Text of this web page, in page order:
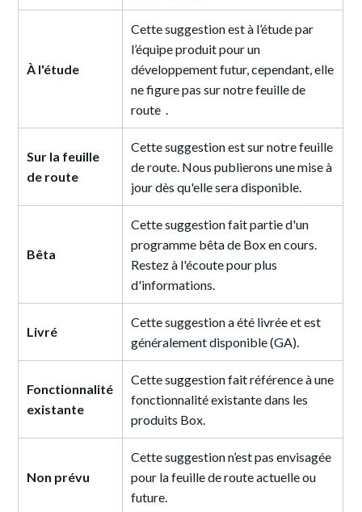
À l'étude
Cette suggestion est à l’étude par
l’équipe produit pour un
développement futur, cependant, elle
ne figure pas sur notre feuille de
route
Sur la feuille
de route
Cette suggestion est sur notre feuille
de route. Nous publierons une mise à
jour dès qu'elle sera disponible.
Bêta
Cette suggestion fait partie d'un
programme bêta de Box en cours.
Restez à l'écoute pour plus
d'informations.
Livré
Cette suggestion a été livrée et est
généralement disponible (GA).
Fonctionnalité
existante
Cette suggestion fait référence à une
fonctionnalité existante dans les
produits Box.
Non prévu
Cette suggestion n’est pas envisagée
pour la feuille de route actuelle ou
future.